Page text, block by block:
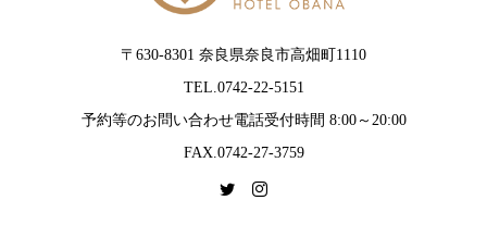
〒630-8301 奈良県奈良市高畑町1110
TEL.0742-22-5151
予約等のお問い合わせ電話受付時間 8:00～20:00
FAX.0742-27-3759